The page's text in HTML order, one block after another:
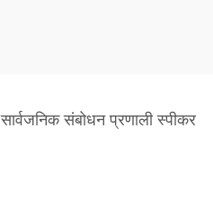
सार्वजनिक संबोधन प्रणाली स्पीकर